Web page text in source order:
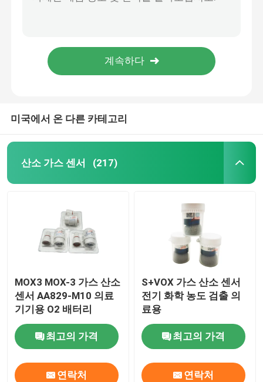
가스 센서
전자적 가스 분석계
습도 온도 센서
전자 압력 센서
홀 효과 센서
전류 센서
적외선 광전자식 센서
미국에서 온 다른 카테고리
산소 가스 센서 (217)
MOX3 MOX-3 가스 산소
센서 AA829-M10 의료
기기용 O2 배터리
최고의 가격
연락처
S+VOX 가스 산소 센서
전기 화학 농도 검출 의
료용
최고의 가격
연락처